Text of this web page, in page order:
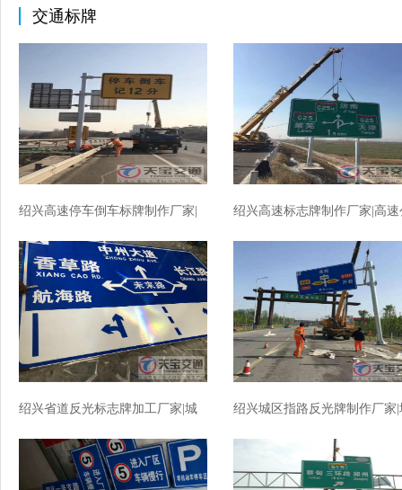
交通标牌
绍兴高速停车倒车标牌制作厂家|
绍兴高速标志牌制作厂家|高速
绍兴省道反光标志牌加工厂家|城
绍兴城区指路反光牌制作厂家|